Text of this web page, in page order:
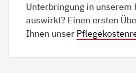
Unterbringung in unserem
auswirkt? Einen ersten
Ihnen unser